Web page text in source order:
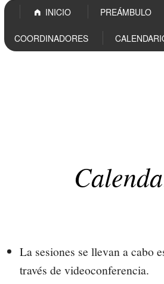
INICIO PREÁMBULO
COORDINADORES
Calendario
La sesiones se llevan a cabo
través de videoconferencia.